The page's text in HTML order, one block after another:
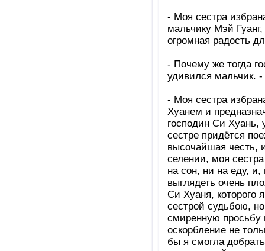
- Моя сестра
мальчику Мэй
огромная радость
- Почему же тогда
удивился мальчик.
- Моя сестра
Хуанем и
господин Си Хуань,
сестре придётся
высочайшая честь,
селении, моя
на сон, ни на еду, и,
выглядеть очень
Си Хуаня, которого
сестрой судьбою,
смиренную просьбу
оскорбление не
бы я смогла